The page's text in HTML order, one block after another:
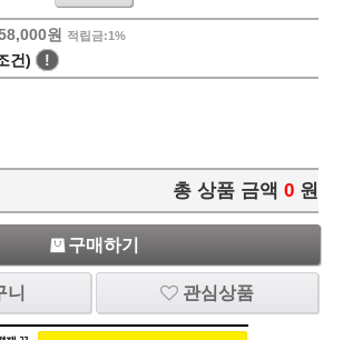
원 적립금:1%
건) !
총 상품 금액 0 원
구매하기
니 관심상품